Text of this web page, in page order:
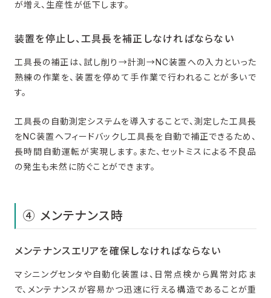
が増え、生産性が低下します。
装置を停止し、工具長を補正しなければならない
工具長の補正は、試し削り→計測→NC装置への入力といった
熟練の作業を、装置を停めて手作業で行われることが多いで
す。
工具長の自動測定システムを導入することで、測定した工具長
をNC装置へフィードバックし工具長を自動で補正できるため、
長時間自動運転が実現します。また、セットミスによる不良品
の発生も未然に防ぐことができます。
④ メンテナンス時
メンテナンスエリアを確保しなければならない
マシニングセンタや自動化装置は、日常点検から異常対応ま
で、メンテナンスが容易かつ迅速に行える構造であることが重